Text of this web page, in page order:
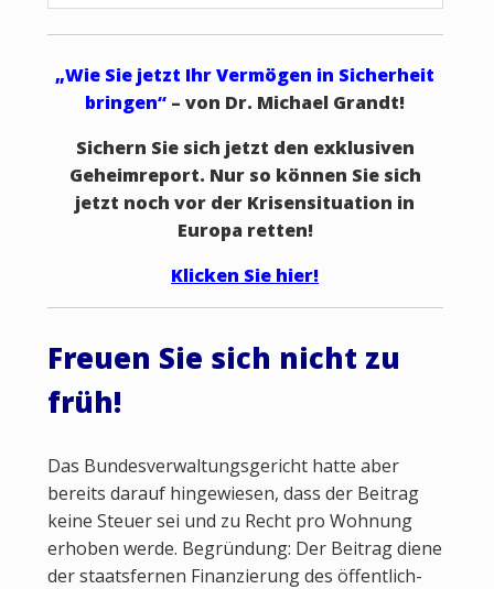
„Wie Sie jetzt Ihr Vermögen in Sicherheit
bringen“ – von Dr. Michael Grandt!
Sichern Sie sich jetzt den exklusiven
Geheimreport. Nur so können Sie sich
jetzt noch vor der Krisensituation in
Europa retten!
Klicken Sie hier!
Freuen Sie sich nicht zu
früh!
Das Bundesverwaltungsgericht hatte aber
bereits darauf hingewiesen, dass der Beitrag
keine Steuer sei und zu Recht pro Wohnung
erhoben werde. Begründung: Der Beitrag diene
der staatsfernen Finanzierung des öffentlich-